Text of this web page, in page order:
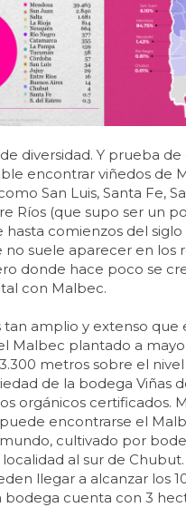
diversidad. Y prueba de
encontrar viñedos de
San Luis, Santa Fe,
Ríos (que supo ser un
comienzos del siglo
no suele aparecer en los
donde hace poco se
con Malbec.
tan amplio y extenso que
Malbec plantado a
metros sobre el
de la bodega Viñas
orgánicos certificados.
encontrarse el
cultivado por
al sur de
llegar a alcanzar los
bodega cuenta con 3